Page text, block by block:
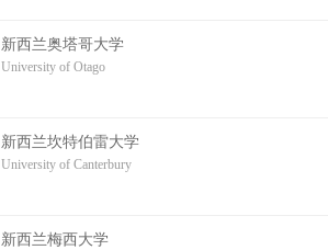
新西兰奥塔哥大学
University of Otago
新西兰坎特伯雷大学
University of Canterbury
新西兰梅西大学